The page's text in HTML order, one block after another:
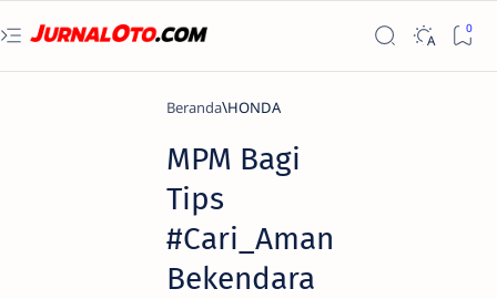
Beranda HONDA
MPM Bagi
Tips
#Cari_Aman
Bekendara